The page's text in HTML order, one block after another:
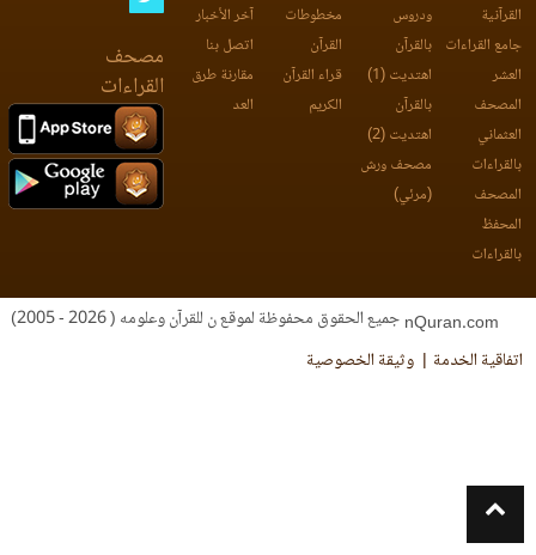
القرآنية
جامع القراءات
العشر
المصحف
العثماني
بالقراءات
المصحف
المحفظ
بالقراءات
ودروس
بالقرآن
اهتديت (1)
بالقرآن
اهتديت (2)
مصحف ورش
(مرئي)
مخطوطات
القرآن
قراء القرآن
الكريم
آخر الأخبار
اتصل بنا
مقارنة طرق
العد
مصحف
القراءات
جميع الحقوق محفوظة لموقع ن للقرآن وعلومه ( 2026 - 2005)
اتفاقية الخدمة
وثيقة الخصوصية